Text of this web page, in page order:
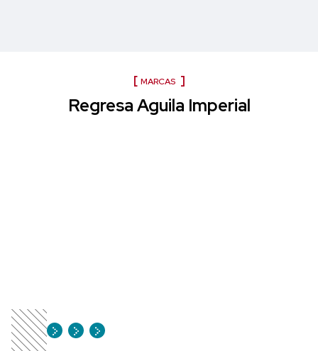
MARCAS
Regresa Aguila Imperial